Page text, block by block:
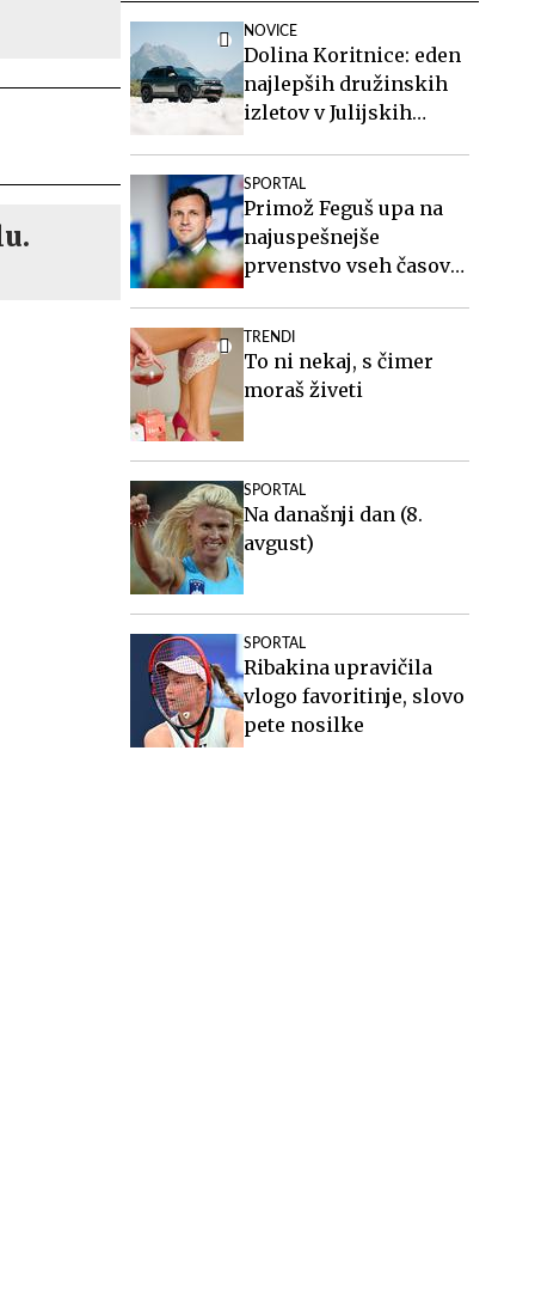
NOVICE
Dolina Koritnice: eden
najlepših družinskih
izletov v Julijskih
SPORTAL
Primož Feguš upa na
najuspešnejše
prvenstvo vseh časov
TRENDI
To ni nekaj, s čimer
moraš živeti
SPORTAL
Na današnji dan (8.
avgust)
SPORTAL
Ribakina upravičila
vlogo favoritinje, slovo
pete nosilke